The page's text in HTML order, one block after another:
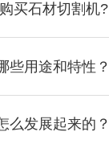
买石材切割机?
些用途和特性？
么发展起来的？